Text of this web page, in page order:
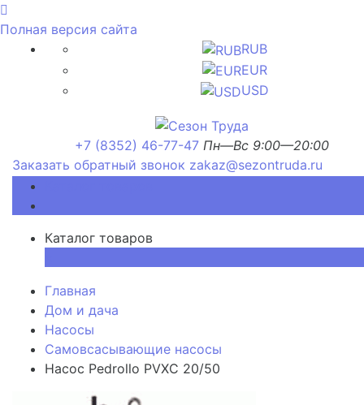
Полная версия сайта
RUB
EUR
USD
+7 (8352) 46-77-47 Пн—Вс 9:00—20:00
Заказать обратный звонок zakaz@sezontruda.ru
Каталог товаров
Главная
Дом и дача
Насосы
Самовсасывающие насосы
Насос Pedrollo PVXC 20/50